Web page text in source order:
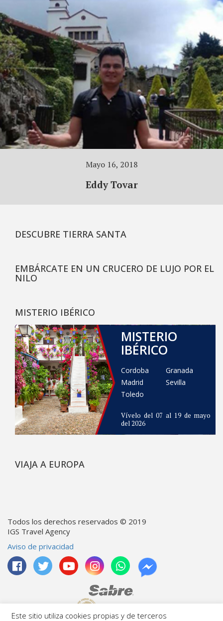
Mayo 16, 2018
Eddy Tovar
DESCUBRE TIERRA SANTA
EMBÁRCATE EN UN CRUCERO DE LUJO POR EL
NILO
MISTERIO IBÉRICO
MISTERIO
IBÉRICO
Cordoba
Granada
Madrid
Sevilla
Toledo
Vívelo del 07 al 19 de mayo
del 2026
VIAJA A EUROPA
Todos los derechos reservados © 2019
IGS Travel Agency
Aviso de privacidad
Este sitio utiliza cookies propias y de terceros